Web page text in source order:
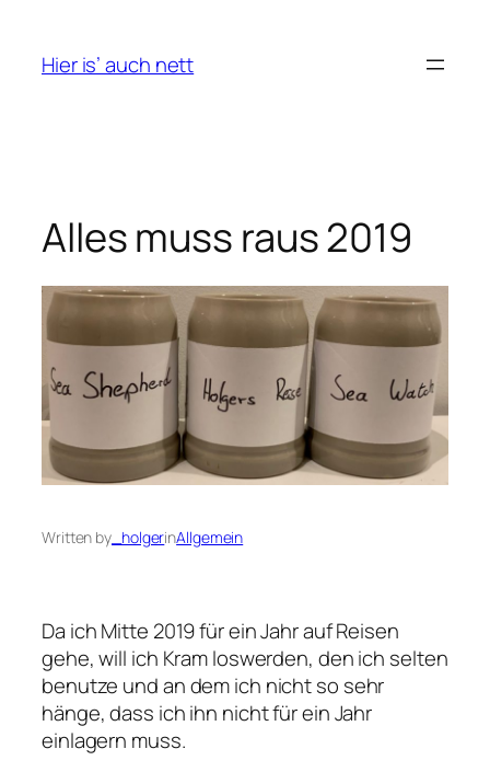
content
Hier is’ auch nett
Alles muss raus 2019
Written by _holgerinAllgemein
Da ich Mitte 2019 für ein Jahr auf Reisen
gehe, will ich Kram loswerden, den ich selten
benutze und an dem ich nicht so sehr
hänge, dass ich ihn nicht für ein Jahr
einlagern muss.